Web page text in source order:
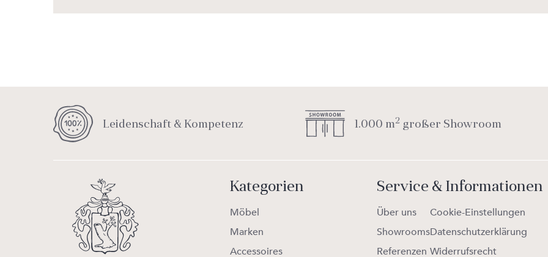
Leidenschaft & Kompetenz 1.000 m2 großer Showroom
Kategorien
Möbel
Marken
Accessoires
Service & Informationen
Über uns
Showrooms
Referenzen
Cookie-Einstellungen
Datenschutzerklärung
Widerrufsrecht